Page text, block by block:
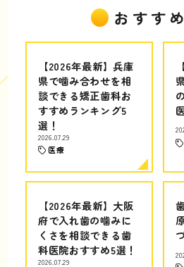
おすす
【2026年最新】兵庫
県で噛み合わせを相
談できる矯正歯科お
すすめランキング5
選！
2026.07.29
医療
【2026年最新】大阪
府で入れ歯の噛みに
くさを相談できる歯
科医院おすすめ5選！
2026.07.29